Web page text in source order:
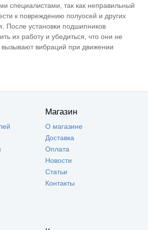
специалистами, так как неправильный
к повреждению полуосей и других
После установки подшипников
их работу и убедиться, что они не
вибраций при движении
Магазин
О магазине
Доставка
Оплата
Новости
Статьи
Контакты